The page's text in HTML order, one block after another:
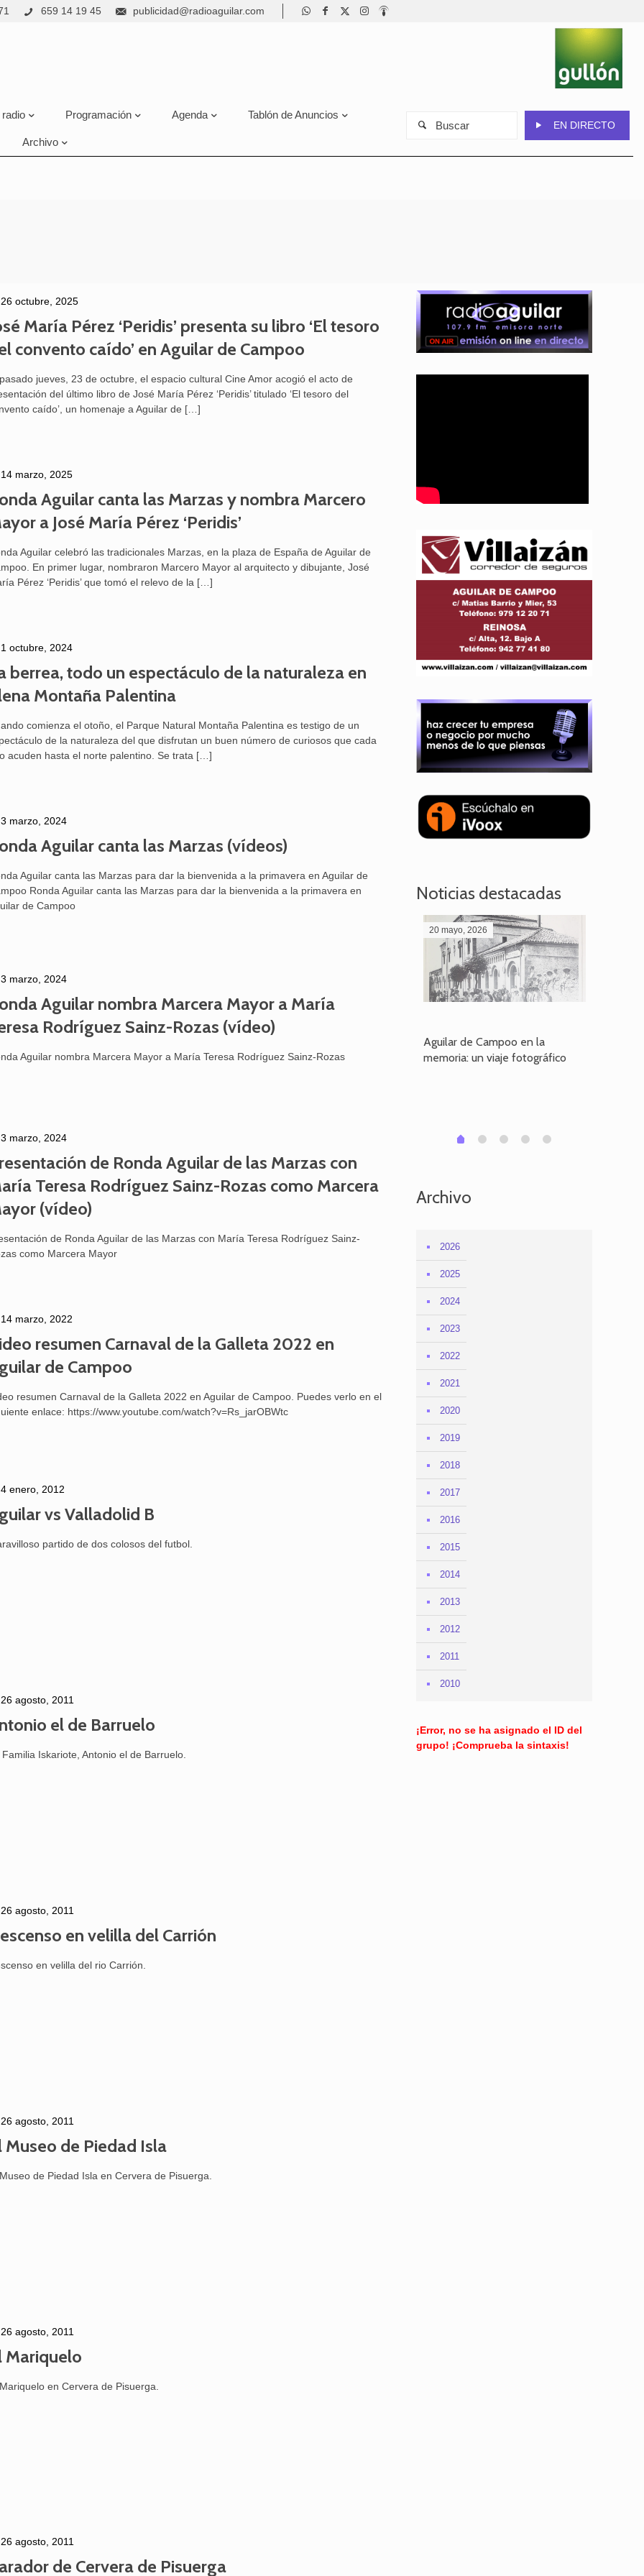
659 14 19 45 publicidad@radioaguilar.com
Programación Agenda Tablón de Anuncios
Archivo
EN DIRECTO
26 octubre, 2025
María Pérez ‘Peridis’ presenta su libro ‘El tesoro
convento caído’ en Aguilar de Campoo
jueves, 23 de octubre, el espacio cultural Cine Amor acogió el acto de
del último libro de José María Pérez ‘Peridis’ titulado ‘El tesoro del
caído’, un homenaje a Aguilar de […]
14 marzo, 2025
Aguilar canta las Marzas y nombra Marcero
a José María Pérez ‘Peridis’
Aguilar celebró las tradicionales Marzas, en la plaza de España de Aguilar de
En primer lugar, nombraron Marcero Mayor al arquitecto y dibujante, José
Pérez ‘Peridis’ que tomó el relevo de la […]
1 octubre, 2024
berrea, todo un espectáculo de la naturaleza en
Montaña Palentina
comienza el otoño, el Parque Natural Montaña Palentina es testigo de un
de la naturaleza del que disfrutan un buen número de curiosos que cada
acuden hasta el norte palentino. Se trata […]
3 marzo, 2024
Aguilar canta las Marzas (vídeos)
Aguilar canta las Marzas para dar la bienvenida a la primavera en Aguilar de
Ronda Aguilar canta las Marzas para dar la bienvenida a la primavera en
de Campoo
3 marzo, 2024
Aguilar nombra Marcera Mayor a María
Rodríguez Sainz-Rozas (vídeo)
Aguilar nombra Marcera Mayor a María Teresa Rodríguez Sainz-Rozas
3 marzo, 2024
de Ronda Aguilar de las Marzas con
Teresa Rodríguez Sainz-Rozas como Marcera
(vídeo)
de Ronda Aguilar de las Marzas con María Teresa Rodríguez Sainz-
como Marcera Mayor
14 marzo, 2022
resumen Carnaval de la Galleta 2022 en
de Campoo
resumen Carnaval de la Galleta 2022 en Aguilar de Campoo. Puedes verlo en el
enlace: https://www.youtube.com/watch?v=Rs_jarOBWtc
4 enero, 2012
vs Valladolid B
partido de dos colosos del futbol.
26 agosto, 2011
el de Barruelo
Iskariote, Antonio el de Barruelo.
26 agosto, 2011
en velilla del Carrión
en velilla del rio Carrión.
26 agosto, 2011
Museo de Piedad Isla
de Piedad Isla en Cervera de Pisuerga.
26 agosto, 2011
Mariquelo
en Cervera de Pisuerga.
26 agosto, 2011
de Cervera de Pisuerga
Noticias destacadas
memoria: un viaje fotográfico
20 mayo, 2026
Aguilar de Campoo en la
memoria: un viaje fotográfico
0 1 2 3 4
Archivo
2026
2025
2024
2023
2022
2021
2020
2019
2018
2017
2016
2015
2014
2013
2012
2011
2010
¡Error, no se ha asignado el ID del
grupo! ¡Comprueba la sintaxis!